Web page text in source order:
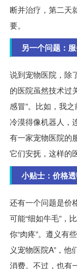
断并治疗，第二天
要。
另一个问题：
说到宠物医院，除
的医院虽然技术过
感冒”。比如，我
冷漠得像机器人，
有一家宠物医院的
它们安抚，这样的
小贴士：价格
还有一个问题是价
可能“细如牛毛”，
你“肉疼”。遵义有
义宠物医院A”，
消费。不过，也有